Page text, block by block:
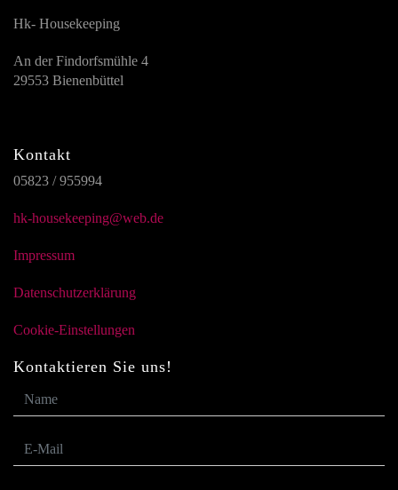
Hk- Housekeeping
An der Findorfsmühle 4
29553 Bienenbüttel
Kontakt
05823 / 955994
hk-housekeeping@web.de
Impressum
Datenschutzerklärung
Cookie-Einstellungen
Kontaktieren Sie uns!